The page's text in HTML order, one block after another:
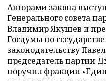
Авторами закона
Генерального совета
Владимир Якушев и
Госдумы по
законодательству
председатель партии
поручил фракции